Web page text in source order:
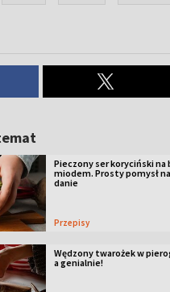
Pieczony ser koryciński na
miodem. Prosty pomysł
danie
Przepisy
Wędzony twarożek w
a genialnie!